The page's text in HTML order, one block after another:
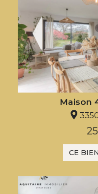
Maison
CE